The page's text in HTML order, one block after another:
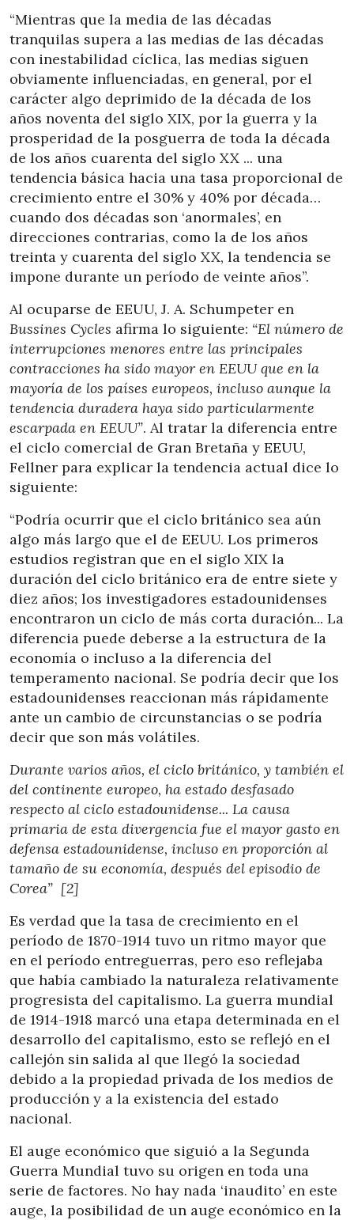
“Mientras que la media de las décadas
tranquilas supera a las medias de las décadas
con inestabilidad cíclica, las medias siguen
obviamente influenciadas, en general, por el
carácter algo deprimido de la década de los
años noventa del siglo XIX, por la guerra y la
prosperidad de la posguerra de toda la década
de los años cuarenta del siglo XX ... una
tendencia básica hacia una tasa proporcional de
crecimiento entre el 30% y 40% por década…
cuando dos décadas son ‘anormales’, en
direcciones contrarias, como la de los años
treinta y cuarenta del siglo XX, la tendencia se
impone durante un período de veinte años”.
Al ocuparse de EEUU, J. A. Schumpeter en
Bussines Cycles afirma lo siguiente: “El número de
interrupciones menores entre las principales
contracciones ha sido mayor en EEUU que en la
mayoría de los países europeos, incluso aunque la
tendencia duradera haya sido particularmente
escarpada en EEUU”. Al tratar la diferencia entre
el ciclo comercial de Gran Bretaña y EEUU,
Fellner para explicar la tendencia actual dice lo
siguiente:
“Podría ocurrir que el ciclo británico sea aún
algo más largo que el de EEUU. Los primeros
estudios registran que en el siglo XIX la
duración del ciclo británico era de entre siete y
diez años; los investigadores estadounidenses
encontraron un ciclo de más corta duración... La
diferencia puede deberse a la estructura de la
economía o incluso a la diferencia del
temperamento nacional. Se podría decir que los
estadounidenses reaccionan más rápidamente
ante un cambio de circunstancias o se podría
decir que son más volátiles.
Durante varios años, el ciclo británico, y también el
del continente europeo, ha estado desfasado
respecto al ciclo estadounidense... La causa
primaria de esta divergencia fue el mayor gasto en
defensa estadounidense, incluso en proporción al
tamaño de su economía, después del episodio de
Corea” [2]
Es verdad que la tasa de crecimiento en el
período de 1870-1914 tuvo un ritmo mayor que
en el período entreguerras, pero eso reflejaba
que había cambiado la naturaleza relativamente
progresista del capitalismo. La guerra mundial
de 1914-1918 marcó una etapa determinada en el
desarrollo del capitalismo, esto se reflejó en el
callejón sin salida al que llegó la sociedad
debido a la propiedad privada de los medios de
producción y a la existencia del estado
nacional.
El auge económico que siguió a la Segunda
Guerra Mundial tuvo su origen en toda una
serie de factores. No hay nada ‘inaudito’ en este
auge, la posibilidad de un auge económico en la